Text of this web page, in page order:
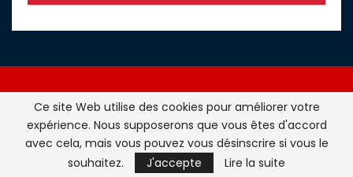
Atlasinfo.fr : l'essentiel de l'actualité de la France et du
Maghreb © Tous Droits Réservés - Atlasinfo- 2026
ATLASINFO
Ce site Web utilise des cookies pour améliorer votre
expérience. Nous supposerons que vous êtes d'accord
avec cela, mais vous pouvez vous désinscrire si vous le
souhaitez.
J'accepte Lire la suite